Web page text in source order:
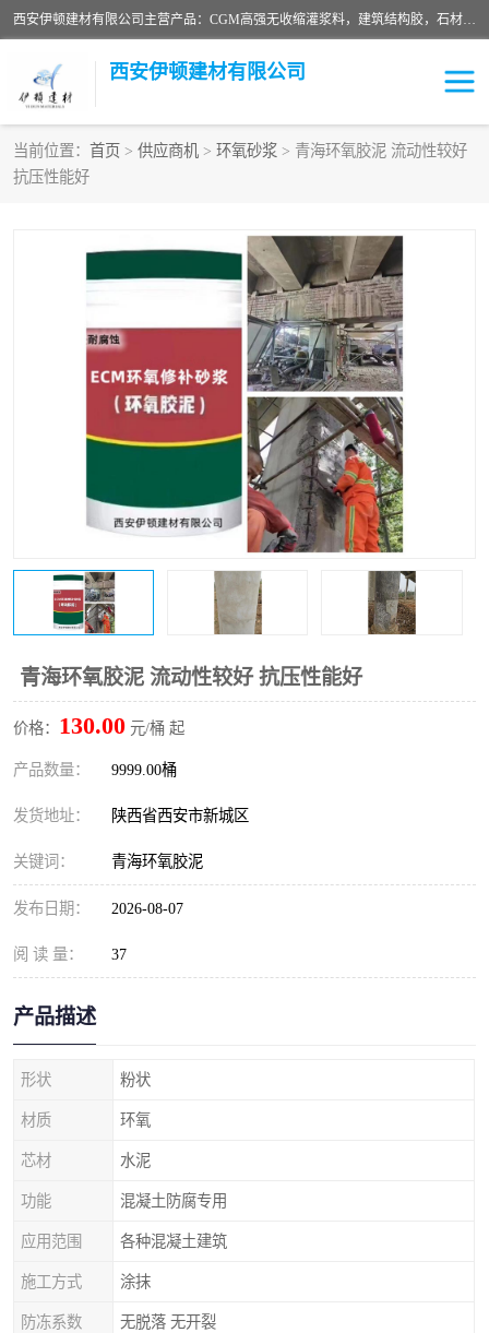
西安伊顿建材有限公司主营产品：CGM高强无收缩灌浆料，建筑结构胶，石材粘合剂，柔性防水材料，环氧修补砂浆等在各个行业得到了客户认可。
西安伊顿建材有限公司
当前位置： 首页 > 供应商机 > 环氧砂浆 > 青海环氧胶泥 流动性较好
抗压性能好
青海环氧胶泥 流动性较好 抗压性能好
价格： 130.00 元/桶 起
产品数量： 9999.00桶
发货地址： 陕西省西安市新城区
关键词： 青海环氧胶泥
发布日期： 2026-08-07
阅 读 量： 37
产品描述
形状 粉状
材质 环氧
芯材 水泥
功能 混凝土防腐专用
应用范围 各种混凝土建筑
施工方式 涂抹
防冻系数 无脱落 无开裂
灌浆料
修补砂浆
水泥路面修补材料
瓷砖粘合剂 沥青冷补料
高延性混凝土 速凝剂
金刚砂
桥梁伸缩缝快速修补料 防静电不发火砂浆
膨胀剂 混凝土防碳化涂料
融雪剂